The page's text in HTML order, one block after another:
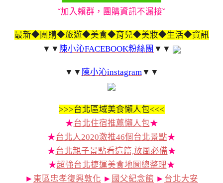
ˇ加入賴群，團購資訊不漏接ˇ
最新◆團購◆旅遊◆美食◆育兒◆美妝◆生活◆資訊
▼▼ 陳小沁FACEBOOK粉絲團 ▼▼
▼▼ 陳小沁instagram▼▼
>>>台北區域美食懶人包<<<
★台北住宿推薦懶人包★
★台北人2020激推46個台北景點★
★台北親子景點看這篇,放風必備★
★超強台北捷運美食地圖總整理★
► 東區忠孝復興敦化 ► 國父紀念館 ► 台北大安